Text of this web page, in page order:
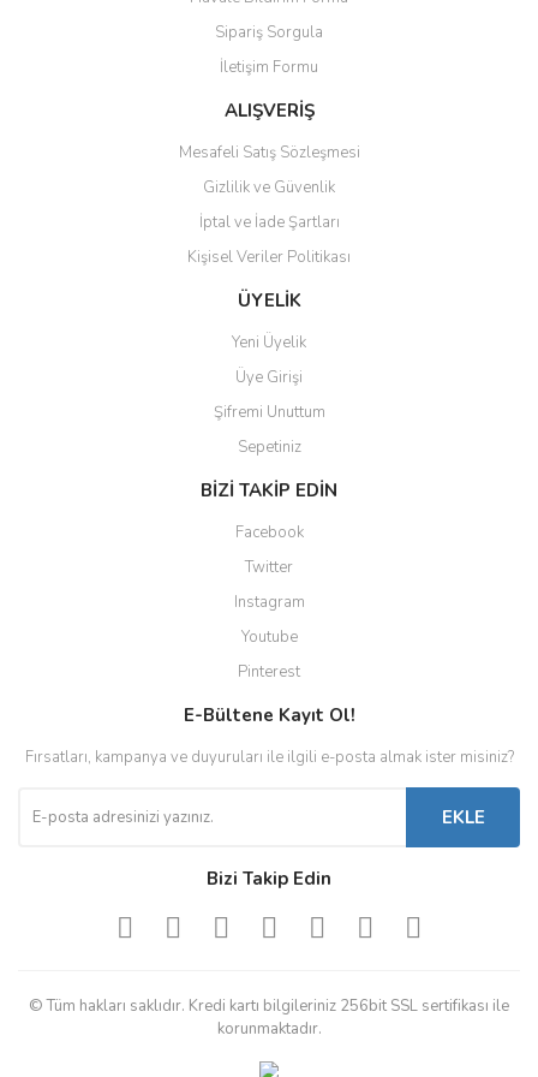
Ürün bilgilerinde hatalar bulunuyor.
Ürün fiyatı diğer sitelerden daha pahalı.
Bu ürüne benzer farklı alternatifler olmalı.
Gönder
Sipariş Sorgula
İletişim Formu
ALIŞVERİŞ
Mesafeli Satış Sözleşmesi
Gizlilik ve Güvenlik
İptal ve İade Şartları
Kişisel Veriler Politikası
ÜYELİK
Yeni Üyelik
Üye Girişi
Şifremi Unuttum
Sepetiniz
BİZİ TAKİP EDİN
Facebook
Twitter
Instagram
Youtube
Pinterest
E-Bültene Kayıt Ol!
Fırsatları, kampanya ve duyuruları ile ilgili e-posta almak ister misiniz?
EKLE
Bizi Takip Edin
© Tüm hakları saklıdır. Kredi kartı bilgileriniz 256bit SSL sertifikası ile
korunmaktadır.